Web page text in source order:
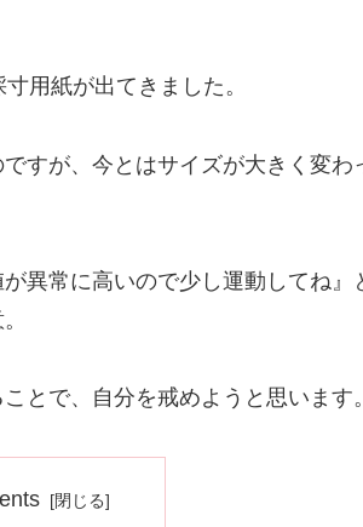
用紙が出てきました。
すが、今とはサイズが大きく変わ
異常に高いので少し運動してね』
とで、自分を戒めようと思います。